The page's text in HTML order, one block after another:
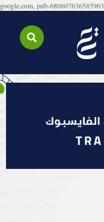
google.com, pub-